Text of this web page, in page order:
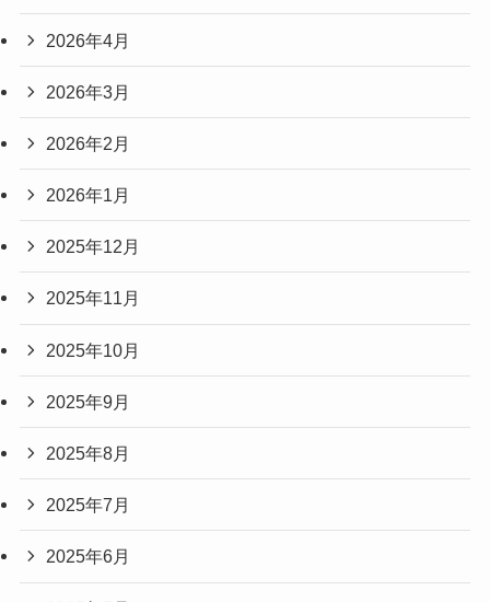
2026年4月
2026年3月
2026年2月
2026年1月
2025年12月
2025年11月
2025年10月
2025年9月
2025年8月
2025年7月
2025年6月